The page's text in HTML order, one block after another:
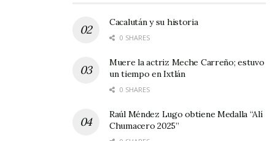
Cacalután y su historia
0 SHARES
Muere la actriz Meche Carreño; estuvo
un tiempo en Ixtlán
0 SHARES
Raúl Méndez Lugo obtiene Medalla “Alí
Chumacero 2025”